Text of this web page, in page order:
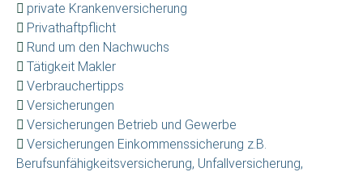
private Krankenversicherung
Privathaftpflicht
Rund um den Nachwuchs
Tätigkeit Makler
Verbrauchertipps
Versicherungen
Versicherungen Betrieb und Gewerbe
Versicherungen Einkommenssicherung z.B.
Berufsunfähigkeitsversicherung, Unfallversicherung,